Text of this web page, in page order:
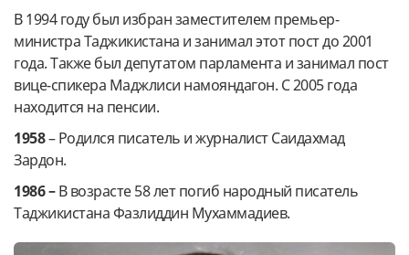
В 1994 году был избран заместителем премьер-
министра Таджикистана и занимал этот пост до 2001
года. Также был депутатом парламента и занимал пост
вице-спикера Маджлиси намояндагон. С 2005 года
находится на пенсии.
1958– Родился писатель и журналист Саидахмад
Зардон.
1986 –В возрасте 58 лет погиб народный писатель
Таджикистана Фазлиддин Мухаммадиев.